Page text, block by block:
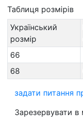
Таблиця розмірів
Український
розмір
66
68
задати питання
Зарезервувати в